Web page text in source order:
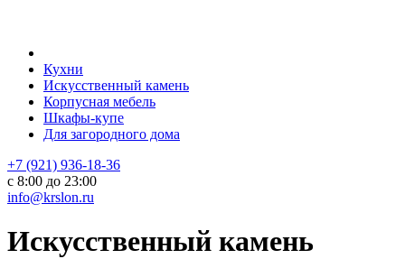
Кухни
Искусственный камень
Корпусная мебель
Шкафы-купе
Для загородного дома
+7 (921) 936-18-36
с 8:00 до 23:00
info@krslon.ru
Искусственный камень